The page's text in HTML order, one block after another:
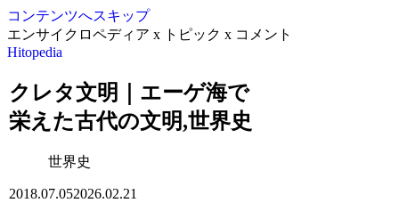
コンテンツへスキップ
エンサイクロペディア x トピック x コメント
Hitopedia
クレタ文明｜エーゲ海で
栄えた古代の文明,世界史
世界史
2018.07.052026.02.21